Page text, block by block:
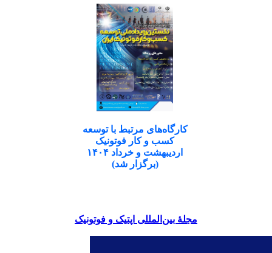
کارگاه‌های مرتبط با توسعه
کسب و کار فوتونیک
اردیبهشت و خرداد ۱۴۰۴
(برگزار شد)
مجلۀ بین‌المللی اپتیک و فوتونیک